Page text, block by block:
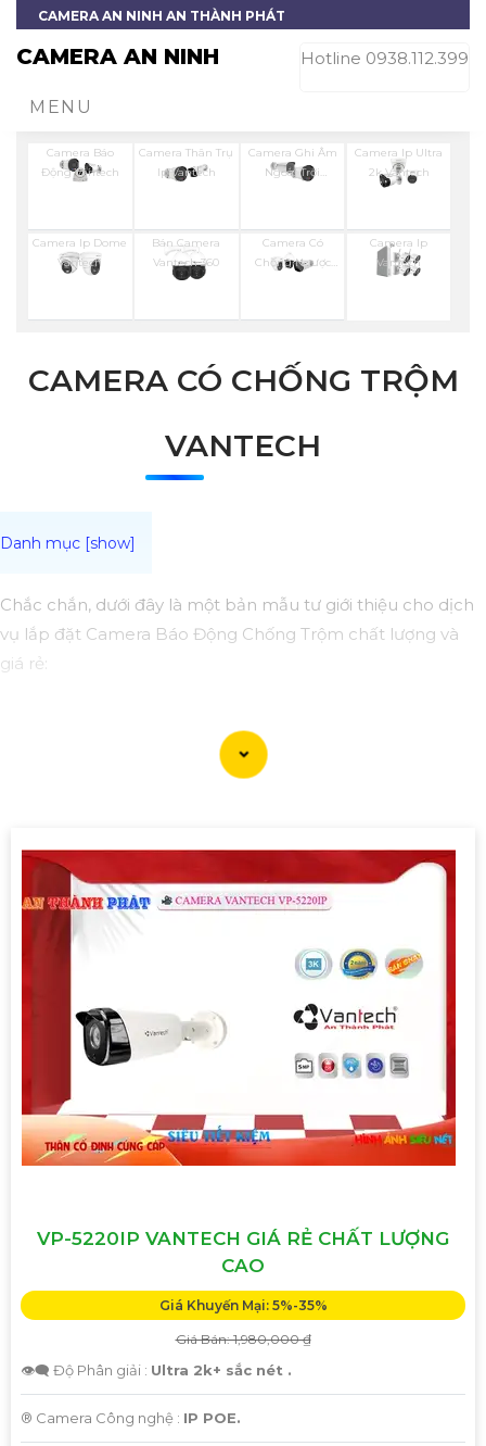
CAMERA AN NINH AN THÀNH PHÁT
CAMERA AN NINH Hotline 0938.112.399
MENU
Camera Báo
Động Vantech
Camera Thân Trụ
Ip Vantech
Camera Ghi Âm
Ngoài Trời
Camera Ip Ultra
2k Vantech
Camera Ip Dome
Vantech
Bán Camera
Vantech 360
Camera Có
Chống Ngược
Camera Ip
Vantech
CAMERA CÓ CHỐNG TRỘM
VANTECH
Chắc chắn, dưới đây là một bản mẫu tư giới thiệu cho dịch
vụ lắp đặt Camera Báo Động Chống Trộm chất lượng và
giá rẻ:
🔍 Chúng tôi: Cung cấp dịch vụ lắp đặt camera báo động
bạn an tâm với hệ thống bảo mật tốt nhất.
🏠 Dành cho ai: Chủ nhà, chủ cửa hàng, văn phòng hoặc
bất kỳ ai cần tăng cường an ninh cho không gian của mình.
✅ Dịch vụ chúng tôi cung cấp:- Lắp đặt hệ thống camera
theo yêu cầu- Camera độ nét cao, ghi hình rõ ràng- Kết nối
với điện thoại di động để kiểm soát từ xa- Chế độ bảo hành
và hỗ trợ sau bán hàng
💰 Giá cả: Luôn cạnh tranh và phù hợp với túi tiền của bạn.
Đảm bảo giá rẻ nhất trên thị trường.
🔗 Liên hệ với chúng tôi ngay hôm nay để nhận tư vấn và
báo giá miễn phí!📞 Số điện thoại: 0938 11 23 99
Hy vọng bạn sẽ tìm thấy thông tin Tiên ích cần thiết trong
bản mẫu trên. Nếu bạn cần thêm thông tin hoặc sửa đổi
nào khác, đừng ngần ngại để lại tin nhắn!
VP-5220IP VANTECH GIÁ RẺ CHẤT LƯỢNG
CAO
Giá Khuyến Mại: 5%-35%
Giá Bán: 1,980,000 ₫
👁️‍🗨 Độ Phân giải : Ultra 2k+ sắc nét .
®️ Camera Công nghệ : IP POE.